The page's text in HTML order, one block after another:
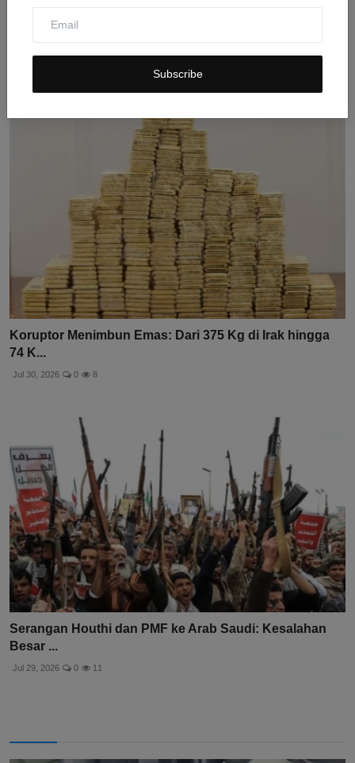
Subscribe
Nadia Murad: 12 Tahun Setelah Genosida ISIS, Keadilan
Koruptor Menimbun Emas: Dari 375 Kg di Irak hingga
74 K...
Jul 30, 2026 0 8
Serangan Houthi dan PMF ke Arab Saudi: Kesalahan
Besar ...
Jul 29, 2026 0 11